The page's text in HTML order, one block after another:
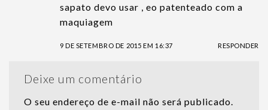
sapato devo usar , eo patenteado com a
maquiagem
9 DE SETEMBRO DE 2015 EM 16:37 RESPONDER
Deixe um comentário
O seu endereço de e-mail não será publicado.